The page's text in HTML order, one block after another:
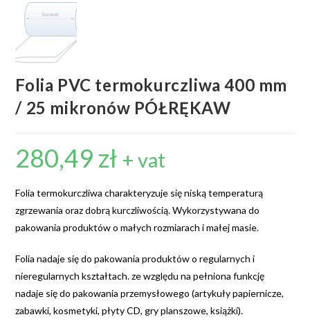
Folia PVC termokurczliwa 400 mm
/ 25 mikronów PÓŁRĘKAW
280,49 zł + vat
Folia termokurczliwa charakteryzuje się niską temperaturą
zgrzewania oraz dobrą kurczliwością. Wykorzystywana do
pakowania produktów o małych rozmiarach i małej masie.
Folia nadaje się do pakowania produktów o regularnych i
nieregularnych kształtach. ze względu na pełniona funkcję
nadaje się do pakowania przemysłowego (artykuły papiernicze,
zabawki, kosmetyki, płyty CD, gry planszowe, książki).